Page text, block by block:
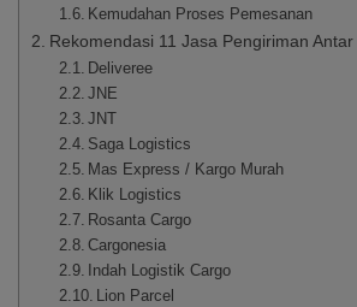
Kemudahan Proses Pemesanan
Rekomendasi 11 Jasa Pengiriman
Deliveree
JNE
JNT
Saga Logistics
Mas Express / Kargo Murah
Klik Logistics
Rosanta Cargo
Cargonesia
Indah Logistik Cargo
Lion Parcel